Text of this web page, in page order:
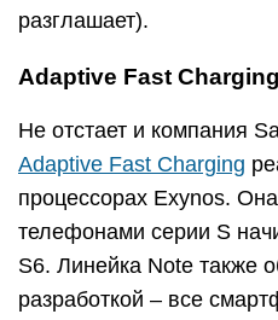
разглашает).
Adaptive Fast Charging
Не отстает и компания
Adaptive Fast Charging
процессорах Exynos.
телефонами серии S
S6. Линейка Note также
разработкой – все